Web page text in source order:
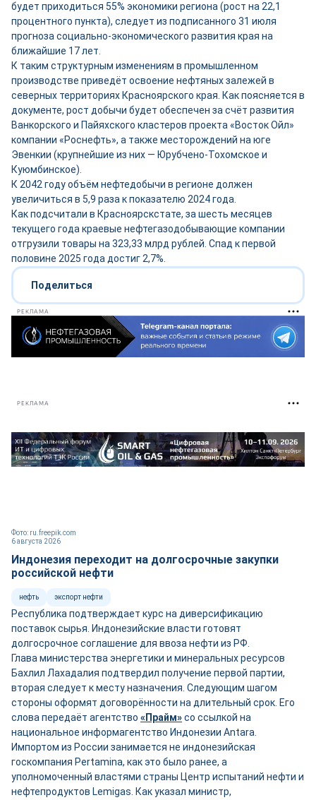
будет приходиться 55% экономики региона (рост на 22,1
процентного пункта), следует из подписанного 31 июля
прогноза социально-экономического развития края на
ближайшие 17 лет.
К таким структурным изменениям в промышленном
производстве приведёт освоение нефтяных залежей в
северных территориях Красноярского края. Как поясняется в
документе, рост добычи будет обеспечен за счёт развития
Ванкорского и Пайяхского кластеров проекта «Восток Ойл»
компании «Роснефть», а также месторождений на юге
Эвенкии (крупнейшие из них — Юрубчено-Тохомское и
Куюмбинское).
К 2042 году объём нефтедобычи в регионе должен
увеличиться в 5,9 раза к показателю 2024 года.
Как подсчитали в Красноярскстате, за шесть месяцев
текущего года краевые нефтегазодобывающие компании
отгрузили товары на 323,33 млрд рублей. Спад к первой
половине 2025 года достиг 2,7%.
Поделиться
РЕКЛАМА
РЕКЛАМА
6 августа 2026
Фото: ru.freepik.com
Индонезия переходит на долгосрочные закупки
российской нефти
нефть экспорт нефти
Республика подтверждает курс на диверсификацию
поставок сырья. Индонезийские власти готовят
долгосрочное соглашение для ввоза нефти из РФ.
Глава министерства энергетики и минеральных ресурсов
Бахлил Лахадалия подтвердил получение первой партии,
вторая следует к месту назначения. Следующим шагом
стороны оформят договорённости на длительный срок. Его
слова передаёт агентство «Прайм»со ссылкой на
национальное информагентство Индонезии Antara.
Импортом из России занимается не индонезийская
госкомпания Pertamina, как это было ранее, а
уполномоченный властями страны Центр испытаний нефти и
нефтепродуктов Lemigas. Как указал министр,